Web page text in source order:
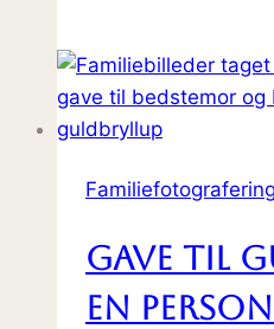
Familiefotografering
Gave til
en